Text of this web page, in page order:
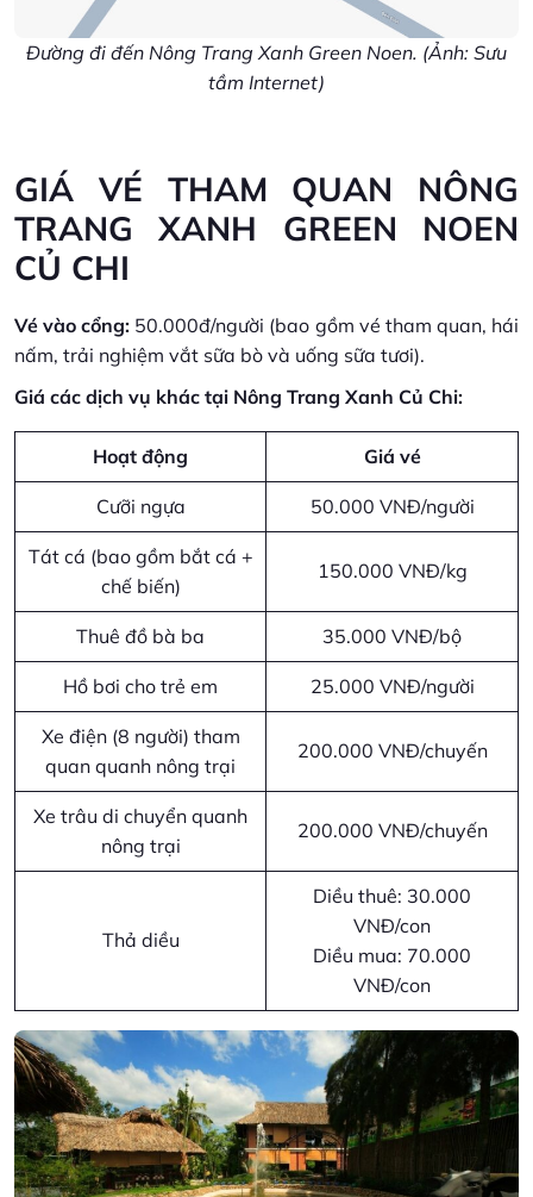
Đường đi đến Nông Trang Xanh Green Noen. (Ảnh: Sưu
tầm Internet)
GIÁ VÉ THAM QUAN NÔNG
TRANG XANH GREEN NOEN
CỦ CHI
Vé vào cổng: 50.000đ/người (bao gồm vé tham quan, hái
nấm, trải nghiệm vắt sữa bò và uống sữa tươi).
Giá các dịch vụ khác tại Nông Trang Xanh Củ Chi:
Hoạt động Giá vé
Cưỡi ngựa 50.000 VNĐ/người
Tát cá (bao gồm bắt cá +
chế biến)
150.000 VNĐ/kg
Thuê đồ bà ba 35.000 VNĐ/bộ
Hồ bơi cho trẻ em 25.000 VNĐ/người
Xe điện (8 người) tham
quan quanh nông trại
200.000 VNĐ/chuyến
Xe trâu di chuyển quanh
nông trại
200.000 VNĐ/chuyến
Thả diều
Diều thuê: 30.000
VNĐ/con
Diều mua: 70.000
VNĐ/con